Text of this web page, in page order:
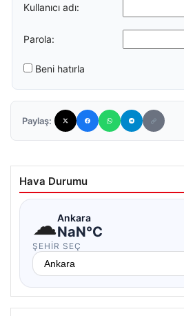
Kullanıcı adı:
Parola:
Beni hatırla
Paylaş:
Hava Durumu
☁Ankara
NaN°C
ŞEHIR SEÇ